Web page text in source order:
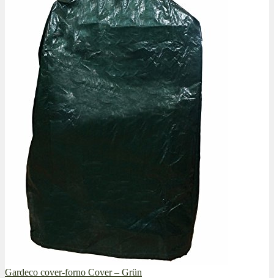
Gardeco cover-forno Cover – Grün